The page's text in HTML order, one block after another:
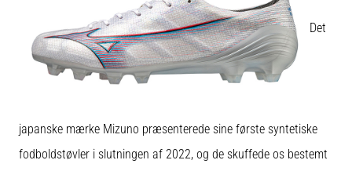
Det
japanske mærke Mizuno præsenterede sine første syntetiske
fodboldstøvler i slutningen af 2022, og de skuffede os bestemt